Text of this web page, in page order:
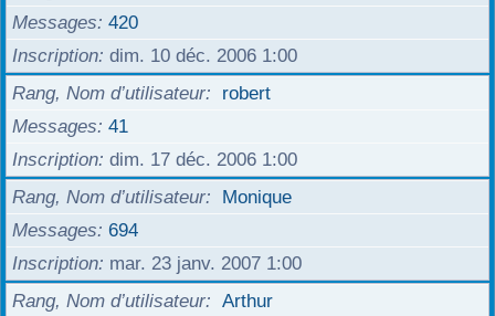
Messages
420
Inscription dim. 10 déc. 2006 1:00
Rang, Nom d’utilisateur
robert
Messages
41
Inscription dim. 17 déc. 2006 1:00
Rang, Nom d’utilisateur
Monique
Messages
694
Inscription
mar. 23 janv. 2007 1:00
Rang, Nom d’utilisateur
Arthur